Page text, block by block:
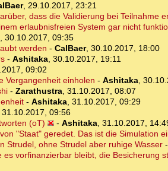
, 29.10.2017, 23:21
dass die Validierung bei Teilnahme
erlaubnisfreien System gar nicht
, 30.10.2017, 09:35
werden - CalBaer, 30.10.2017, 18:00
- Ashitaka, 30.10.2017, 19:11
09:02
Vergangenheit einholen - Ashitaka,
- Zarathustra, 31.10.2017, 08:07
- Ashitaka, 31.10.2017, 09:29
31.10.2017, 09:56
(oT)
- Ashitaka, 31.10.2017,
"Staat" geredet. Das ist die Simulation
Strudel, ohne Strudel aber ruhige Wasser-
es vorfinanzierbar bleibt, die Besicherung